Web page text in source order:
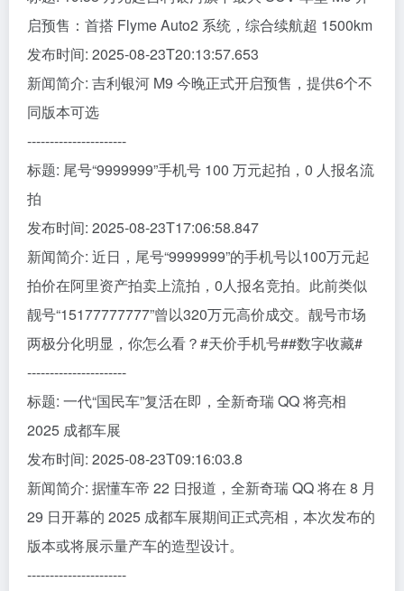
启预售：首搭 Flyme Auto2 系统，综合续航超 1500km
发布时间: 2025-08-23T20:13:57.653
新闻简介: 吉利银河 M9 今晚正式开启预售，提供6个不
同版本可选
----------------------
标题: 尾号“9999999”手机号 100 万元起拍，0 人报名流
拍
发布时间: 2025-08-23T17:06:58.847
新闻简介: 近日，尾号“9999999”的手机号以100万元起
拍价在阿里资产拍卖上流拍，0人报名竞拍。此前类似
靓号“15177777777”曾以320万元高价成交。靓号市场
两极分化明显，你怎么看？#天价手机号##数字收藏#
----------------------
标题: 一代“国民车”复活在即，全新奇瑞 QQ 将亮相
2025 成都车展
发布时间: 2025-08-23T09:16:03.8
新闻简介: 据懂车帝 22 日报道，全新奇瑞 QQ 将在 8 月
29 日开幕的 2025 成都车展期间正式亮相，本次发布的
版本或将展示量产车的造型设计。
----------------------